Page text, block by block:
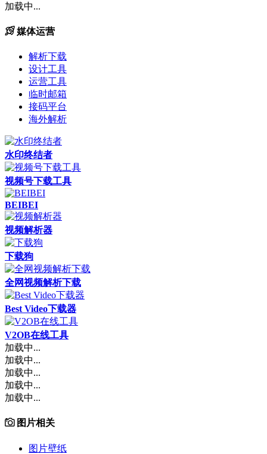
加载中...
媒体运营
解析下载
设计工具
运营工具
临时邮箱
接码平台
海外解析
水印终结者
视频号下载工具
BEIBEI
视频解析器
下载狗
全网视频解析下载
Best Video下载器
V2OB在线工具
加载中...
加载中...
加载中...
加载中...
加载中...
图片相关
图片壁纸